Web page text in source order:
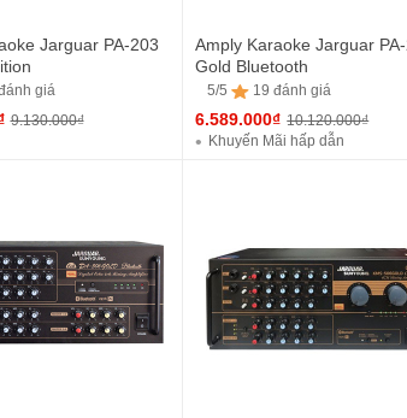
Jarguar PA-203
giá
9.130.000₫
Amply Karaoke Jarguar
Gold Bluetooth
5/5 19 đánh giá
6.589.000₫ 10.120.000₫
Khuyến Mãi hấp dẫn